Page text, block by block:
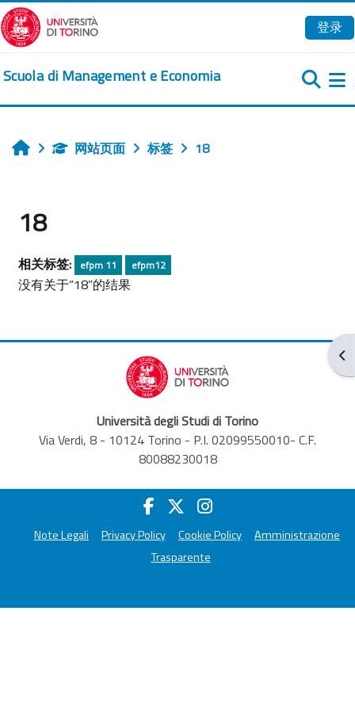
跳到主要内容
登录
Scuola di Management e Economia
打
首页 网站页面 标签 18
18
相关标签: efpm 11 efpm12
没有关于“18”的结果
Università degli Studi di Torino
Via Verdi, 8 - 10124 Torino - P.I. 02099550010- C.F.
80088230018
Note Legali Privacy Policy Cookie Policy
Amministrazione
Trasparente